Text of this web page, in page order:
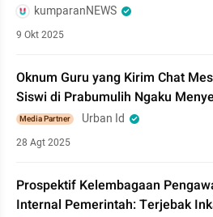
kumparanNEWS
9 Okt 2025
Oknum Guru yang Kirim Chat
Siswi di Prabumulih Ngaku
Media Partner Urban Id
28 Agt 2025
Prospektif Kelembagaan
Internal Pemerintah: Terjebak